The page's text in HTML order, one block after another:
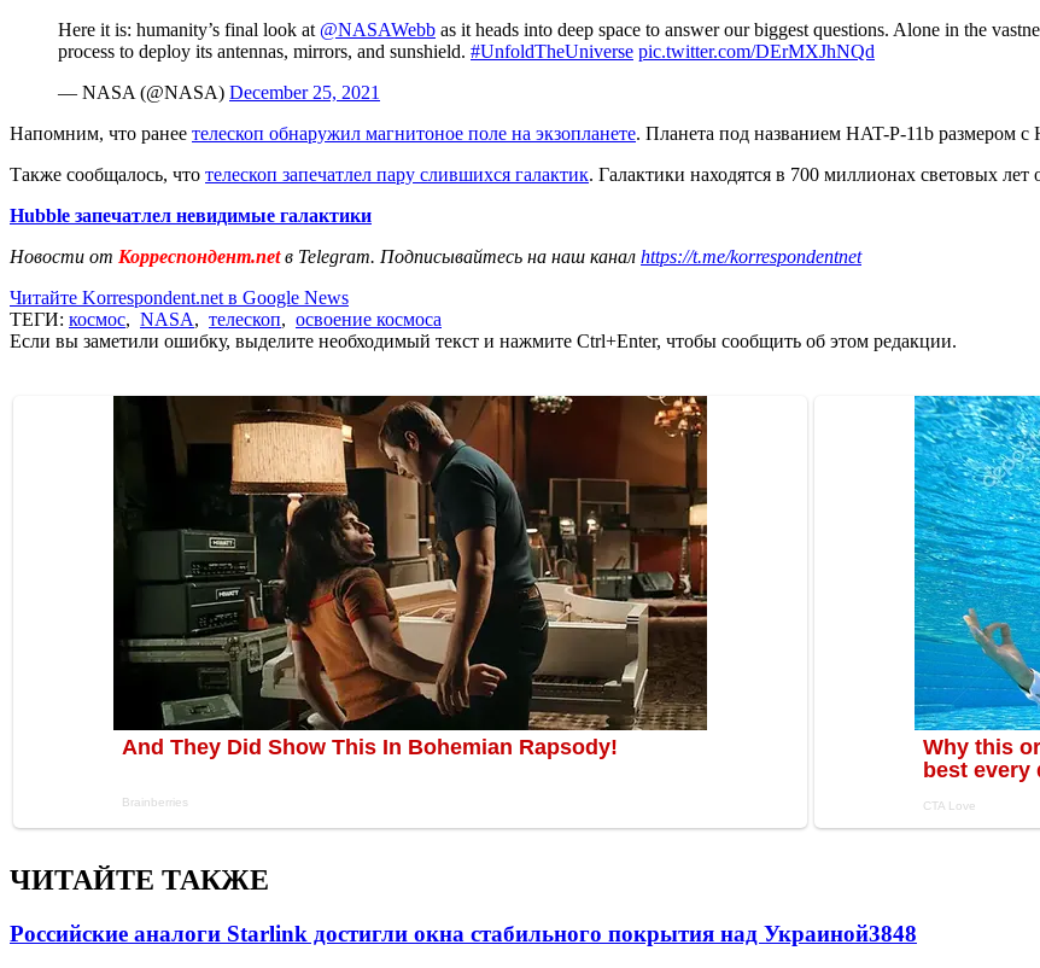
Here it is: humanity’s final look at @NASAWebb as it heads into deep space to answer our biggest questions. Alone in the
process to deploy its antennas, mirrors, and sunshield. #UnfoldTheUniverse pic.twitter.com/DErMXJhNQd
— NASA (@NASA) December 25, 2021
Напомним, что ранее телескоп обнаружил магнитоное поле на экзопланете. Планета под названием HAT-P-11b размером
Также сообщалось, что телескоп запечатлел пару слившихся галактик. Галактики находятся в 700 миллионах световых
Hubble запечатлел невидимые галактики
Новости от Корреспондент.netв Telegram. Подписывайтесь на наш канал https://t.me/korrespondentnet
Читайте Korrespondent.net в Google News
ТЕГИ: космос, NASA, телескоп, освоение космоса
Если вы заметили ошибку, выделите необходимый текст и нажмите Ctrl+Enter, чтобы сообщить об этом редакции.
ЧИТАЙТЕ ТАКЖЕ
Российские аналоги Starlink достигли окна стабильного покрытия над Украиной3848